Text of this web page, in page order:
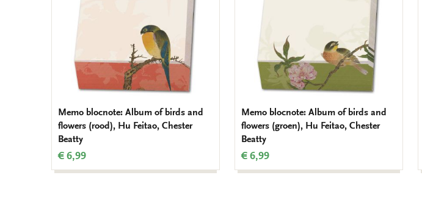
Memo blocnote: Album of birds and
flowers (rood), Hu Feitao, Chester
Beatty
€ 6,99
Memo blocnote: Album of birds and
flowers (groen), Hu Feitao, Chester
Beatty
€ 6,99